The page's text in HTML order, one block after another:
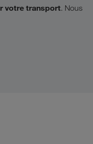
votre transport. Nous